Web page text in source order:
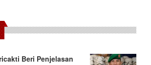
Beri Penjelasan